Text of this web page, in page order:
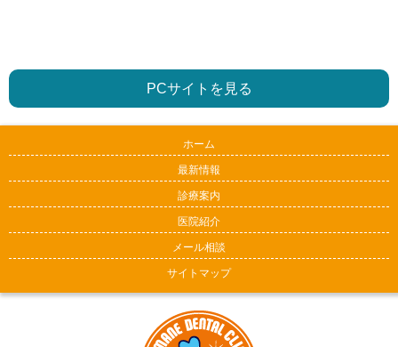
PCサイトを見る
ホーム
最新情報
診療案内
医院紹介
メール相談
サイトマップ